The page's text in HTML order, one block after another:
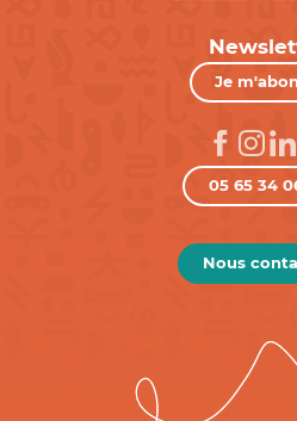
Je
05 65 34
Nous